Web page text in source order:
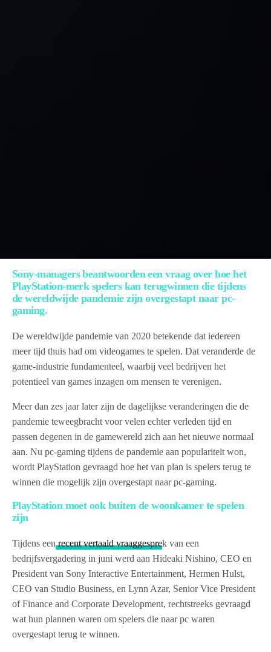
Sony-managers beantwoorden een vraag over hoe het
PlayStation-merk spelers kan terugwinnen die tijdens
de wereldwijde pandemie zijn overgestapt naar pc-
gaming.
De wereldwijde pandemie van 2020 betekende dat iedereen
meer tijd thuis had om videogames te spelen. Dat veranderde de
game-industrie fundamenteel, waarbij veel bedrijven het
potentieel van games inzagen om mensen te verenigen.
Meer dan zes jaar later zijn de dagelijkse veranderingen die de
pandemie teweegbracht voor velen echter verleden tijd en
passen degenen in de gamewereld zich aan het nieuwe normaal
aan. Nu pc-gaming tijdens de pandemie aan populariteit won,
wordt PlayStation gevraagd hoe het van plan is spelers terug te
winnen die mogelijk zijn overgestapt naar pc-gaming.
PlayStation moet ook buiten de woonkamer te spelen
zijn
Tijdens eenrecent vertaald vraaggesprek van een
bedrijfsvergadering in juni werd aan Hideaki Nishino, CEO en
President van Sony Interactive Entertainment, Hermen Hulst,
CEO van Studio Business, en Lynn Azar, Senior Vice President
of Finance and Corporate Development, rechtstreeks gevraagd
wat hun plannen waren om spelers die naar pc waren
overgestapt terug te winnen.